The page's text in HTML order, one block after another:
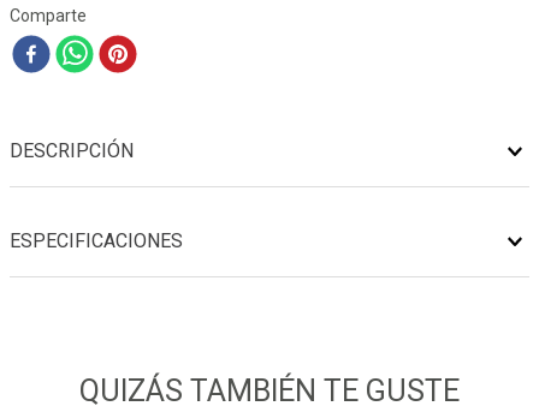
Comparte
DESCRIPCIÓN
ESPECIFICACIONES
QUIZÁS TAMBIÉN TE GUSTE